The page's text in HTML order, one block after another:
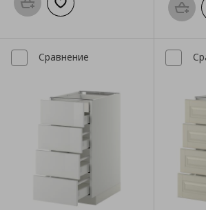
Προσθήκη στο καλάθι
Добави към списъка с любими
Сравнение